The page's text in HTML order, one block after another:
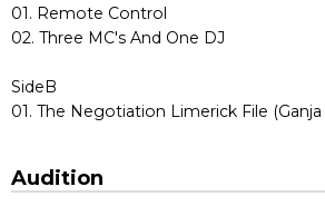
01. Remote Control
02. Three MC's And One DJ
SideB
01. The Negotiation Limerick File
Audition